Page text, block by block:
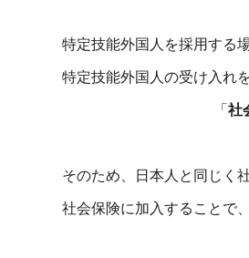
特定技能外国人を採用する
特定技能外国人の受け入れ
「 社
そのため、日本人と同じく
社会保険に加入することで